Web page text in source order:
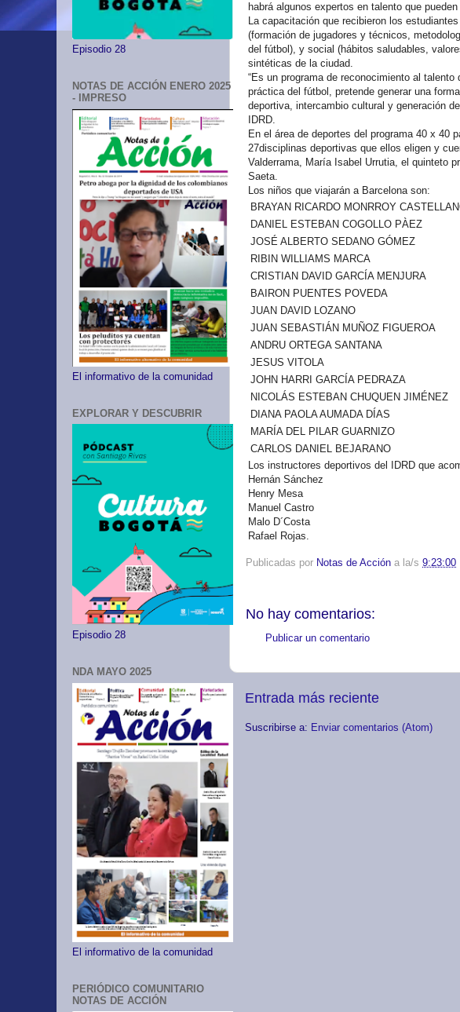
habrá algunos expertos en talento que
La capacitación que recibieron los
(formación de jugadores y técnicos,
del fútbol), y social (hábitos saludables,
sintéticas de la ciudad.
“Es un programa de reconocimiento al
práctica del fútbol, pretende generar una
deportiva, intercambio cultural y generación
IDRD.
En el área de deportes del programa 40 x 40
27disciplinas deportivas que ellos eligen y
Valderrama, María Isabel Urrutia, el quinteto
Saeta.
Los niños que viajarán a Barcelona son:
BRAYAN RICARDO MONRROY
DANIEL ESTEBAN COGOLLO PÀEZ
JOSÉ ALBERTO SEDANO GÓMEZ
RIBIN WILLIAMS MARCA
CRISTIAN DAVID GARCÍA MENJURA
BAIRON PUENTES POVEDA
JUAN DAVID LOZANO
JUAN SEBASTIÁN MUÑOZ FIGUEROA
ANDRU ORTEGA SANTANA
JESUS VITOLA
JOHN HARRI GARCÍA PEDRAZA
NICOLÁS ESTEBAN CHUQUEN JIMÉNEZ
DIANA PAOLA AUMADA DÍAS
MARÍA DEL PILAR GUARNIZO
CARLOS DANIEL BEJARANO
Los instructores deportivos del IDRD que
Hernán Sánchez
Henry Mesa
Manuel Castro
Malo D´Costa
Rafael Rojas.
Publicadas por Notas de Acción a la/s 9:23:00
No hay comentarios:
Publicar un comentario
Entrada más reciente
Suscribirse a: Enviar comentarios (Atom)
Episodio 28
NOTAS DE ACCIÓN ENERO 2025
- IMPRESO
El informativo de la comunidad
EXPLORAR Y DESCUBRIR
Episodio 28
NDA MAYO 2025
El informativo de la comunidad
PERIÓDICO COMUNITARIO
NOTAS DE ACCIÓN